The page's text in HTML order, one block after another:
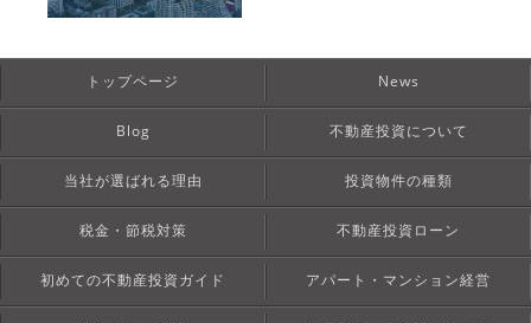
トップページ News
Blog 不動産投資について
当社が選ばれる理由 投資物件の種類
税金・節税対策 不動産投資ローン
初めての不動産投資ガイド アパート・マンション経営